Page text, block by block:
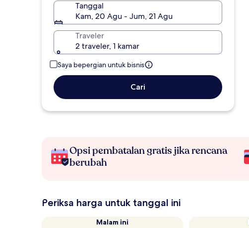
Tanggal
Kam, 20 Agu - Jum, 21 Agu
Traveler
2 traveler, 1 kamar
Saya bepergian untuk bisnis
Cari
Opsi pembatalan gratis jika rencana
berubah
Periksa harga untuk tanggal ini
Malam ini